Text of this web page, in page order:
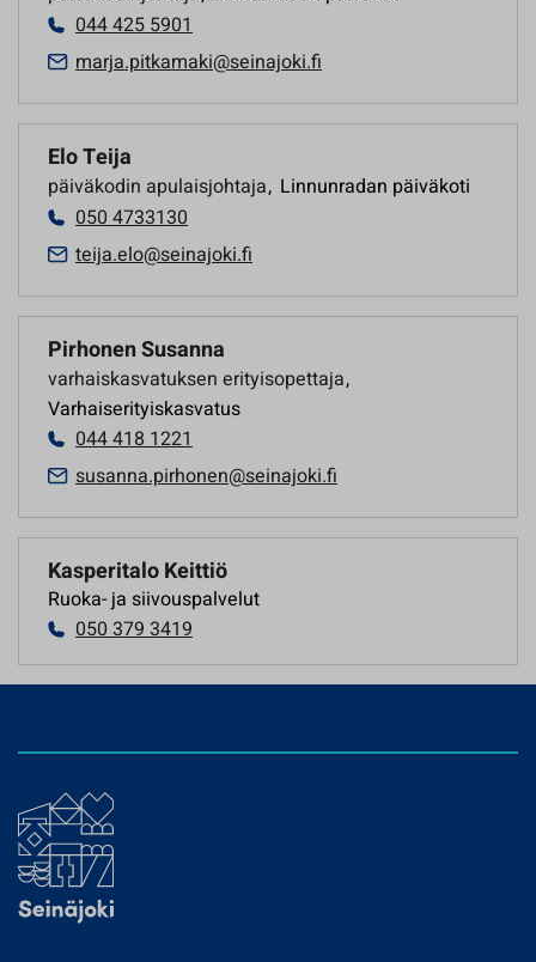
044 425 5901
marja.pitkamaki@seinajoki.fi
Elo Teija
päiväkodin apulaisjohtaja, Linnunradan päiväkoti
050 4733130
teija.elo@seinajoki.fi
Pirhonen Susanna
varhaiskasvatuksen erityisopettaja,
Varhaiserityiskasvatus
044 418 1221
susanna.pirhonen@seinajoki.fi
Kasperitalo Keittiö
Ruoka- ja siivouspalvelut
050 379 3419